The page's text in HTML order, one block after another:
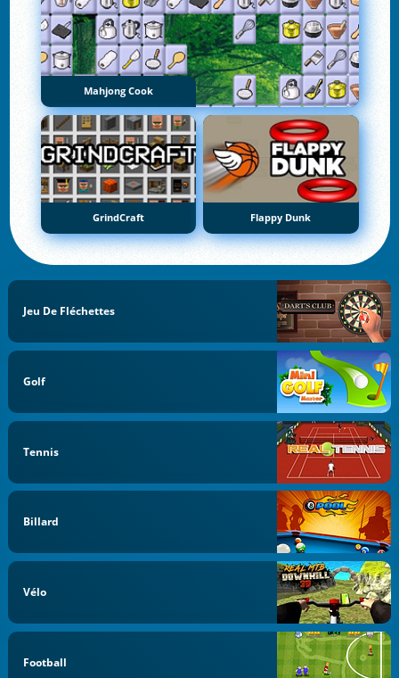
Mahjong Cook
GrindCraft Flappy Dunk
Jeu De Fléchettes
Golf
Tennis
Billard
Vélo
Football